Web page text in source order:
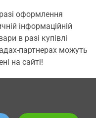
оформлення
інформаційній
в разі купівлі
партнерах можуть
на сайті!